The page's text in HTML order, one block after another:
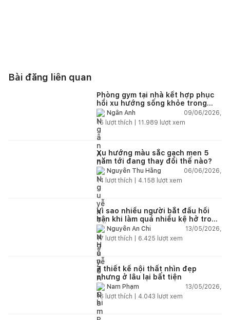
Bài đăng liên quan
Phòng gym tại nhà kết hợp phục
hồi xu hướng sống khỏe trong
nhà hiện đại
Ngân Anh
09/06/2026,
15 lượt thích | 11.989 lượt xem
Xu hướng màu sắc gạch men 5
năm tới đang thay đổi thế nào?
Nguyễn Thu Hằng
06/06/2026,
14 lượt thích | 4.158 lượt xem
Vì sao nhiều người bắt đầu hối
hận khi làm quá nhiều kệ hở trong
bếp?Nguyễn An Chi
13/05/2026,
17 lượt thích | 6.425 lượt xem
7 thiết kế nội thất nhìn đẹp
nhưng ở lâu lại bất tiện
Nam Phạm
13/05/2026,
16 lượt thích | 4.043 lượt xem